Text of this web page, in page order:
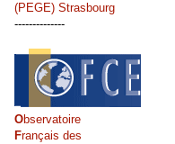
(PEGE) Strasbourg
--------------
Observatoire
Français des